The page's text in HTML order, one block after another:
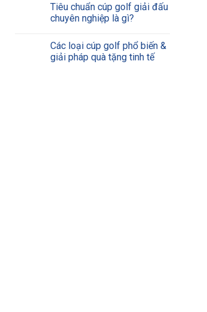
Tiêu chuẩn cúp golf giải đấu
chuyên nghiệp là gì?
Các loại cúp golf phổ biến &
giải pháp quà tặng tinh tế